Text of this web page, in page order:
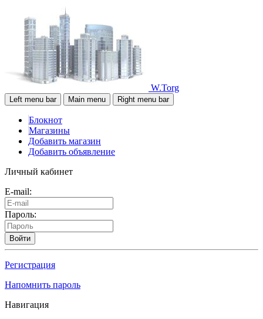
W.Torg
Left menu bar Main menu Right menu bar
Блокнот
Магазины
Добавить магазин
Добавить объявление
Личный кабинет
E-mail:
Пароль:
Войти
Регистрация
Напомнить пароль
Навигация